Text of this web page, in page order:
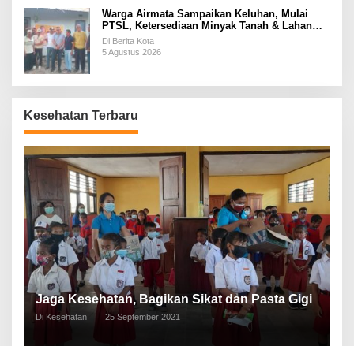
Warga Airmata Sampaikan Keluhan, Mulai
PTSL, Ketersediaan Minyak Tanah & Lahan
Pemakaman
Di Berita Kota
5 Agustus 2026
Kesehatan Terbaru
Jaga Kesehatan, Bagikan Sikat dan Pasta Gigi
Di Kesehatan | 25 September 2021